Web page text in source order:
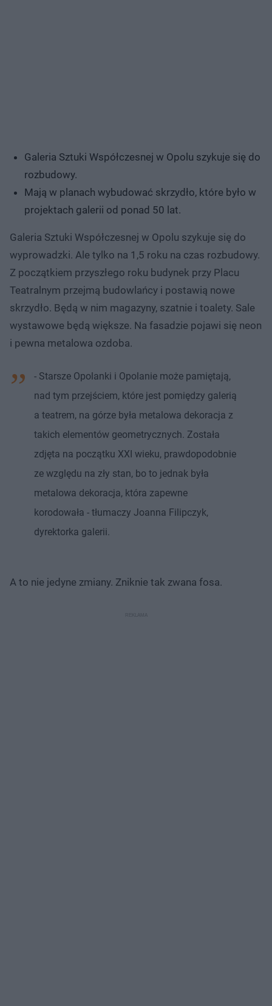
Galeria Sztuki Współczesnej w Opolu szykuje się do
rozbudowy.
Mają w planach wybudować skrzydło, które było w
projektach galerii od ponad 50 lat.
Galeria Sztuki Współczesnej w Opolu szykuje się do
wyprowadzki. Ale tylko na 1,5 roku na czas rozbudowy.
Z początkiem przyszłego roku budynek przy Placu
Teatralnym przejmą budowlańcy i postawią nowe
skrzydło. Będą w nim magazyny, szatnie i toalety. Sale
wystawowe będą większe. Na fasadzie pojawi się neon
i pewna metalowa ozdoba.
- Starsze Opolanki i Opolanie może pamiętają,
nad tym przejściem, które jest pomiędzy galerią
a teatrem, na górze była metalowa dekoracja z
takich elementów geometrycznych. Została
zdjęta na początku XXI wieku, prawdopodobnie
ze względu na zły stan, bo to jednak była
metalowa dekoracja, która zapewne
korodowała - tłumaczy Joanna Filipczyk,
dyrektorka galerii.
A to nie jedyne zmiany. Zniknie tak zwana fosa.